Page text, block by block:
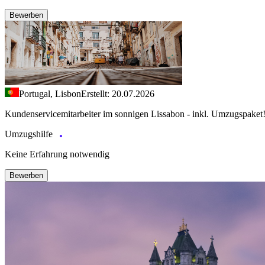
Bewerben
Portugal, LisbonErstellt: 20.07.2026
Kundenservicemitarbeiter im sonnigen Lissabon - inkl. Umzugspaket!
Umzugshilfe
Keine Erfahrung notwendig
Bewerben